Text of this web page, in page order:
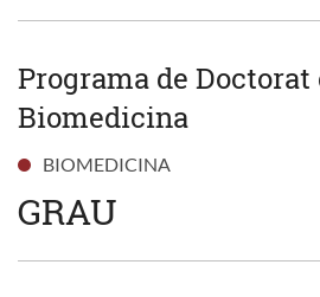
Programa de Doctorat
Biomedicina
BIOMEDICINA
GRAU